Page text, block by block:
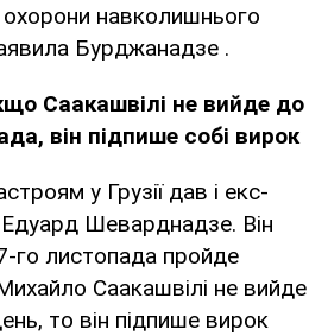
охорони навколишнього
Бурджанадзе .
Саакашвілі не вийде до
він підпише собі вирок
у Грузії дав і екс-
Едуард Шеварднадзе. Він
го листопада пройде
Саакашвілі не вийде
то він підпише вирок